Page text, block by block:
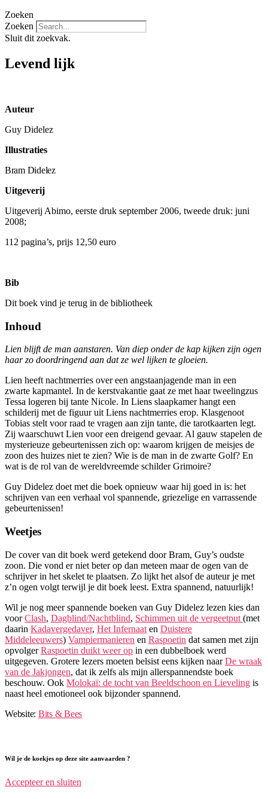
Zoeken
Zoeken
Sluit dit zoekvak.
Levend lijk
Auteur
Guy Didelez
Illustraties
Bram Didelez
Uitgeverij
Uitgeverij Abimo, eerste druk september 2006, tweede druk: juni
2008;
112 pagina’s, prijs 12,50 euro
Bib
Dit boek vind je terug in de bibliotheek
Inhoud
Lien blijft de man aanstaren. Van diep onder de kap kijken zijn ogen
haar zo doordringend aan dat ze wel lijken te gloeien.
Lien heeft nachtmerries over een angstaanjagende man in een
zwarte kapmantel. In de kerstvakantie gaat ze met haar tweelingzus
Tessa logeren bij tante Nicole. In Liens slaapkamer hangt een
schilderij met de figuur uit Liens nachtmerries erop. Klasgenoot
Tobias stelt voor raad te vragen aan zijn tante, die tarotkaarten legt.
Zij waarschuwt Lien voor een dreigend gevaar. Al gauw stapelen de
mysterieuze gebeurtenissen zich op: waarom krijgen de meisjes de
zoon des huizes niet te zien? Wie is de man in de zwarte Golf? En
wat is de rol van de wereldvreemde schilder Grimoire?
Guy Didelez doet met die boek opnieuw waar hij goed in is: het
schrijven van een verhaal vol spannende, griezelige en varrassende
gebeurtenissen!
Weetjes
De cover van dit boek werd getekend door Bram, Guy’s oudste
zoon. Die vond er niet beter op dan meteen maar de ogen van de
schrijver in het skelet te plaatsen. Zo lijkt het alsof de auteur je met
z’n ogen volgt terwijl je dit boek leest. Extra spannend, natuurlijk!
Wil je nog meer spannende boeken van Guy Didelez lezen kies dan
voorClash, Dagblind/Nachtblind, Schimmen uit de vergeetput (met
daarin Kadavergedaver, Het Infernaat en Duistere
Middeleeuwers) Vampiermanieren en Raspoetin dat samen met zijn
opvolgerRaspoetin duikt weer op in een dubbelboek werd
uitgegeven. Grotere lezers moeten belsist eens kijken naarDe wraak
van de Jakjongen, dat ik zelfs als mijn allerspannendste boek
beschouw. Ook Molokaï: de tocht van Beeldschoon en Lieveling is
naast heel emotioneel ook bijzonder spannend.
Website: Bits & Bees
Wil je de koekjes op deze site aanvaarden ?
Accepteer en sluiten